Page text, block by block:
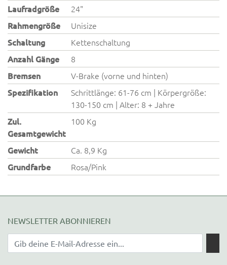
Laufradgröße
24"
Rahmengröße
Unisize
Schaltung
Kettenschaltung
Anzahl Gänge
8
Bremsen
V-Brake (vorne und hinten)
Spezifikation
Schrittlänge: 61-76 cm | Körpergröße:
130-150 cm | Alter: 8 + Jahre
Zul.
Gesamtgewicht
100 Kg
Gewicht
Ca. 8,9 Kg
Grundfarbe
Rosa/Pink
NEWSLETTER ABONNIEREN